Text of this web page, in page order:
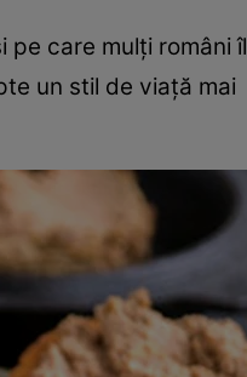
care mulți români îl
un stil de viață mai